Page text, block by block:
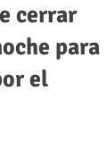
cerrar
para
el